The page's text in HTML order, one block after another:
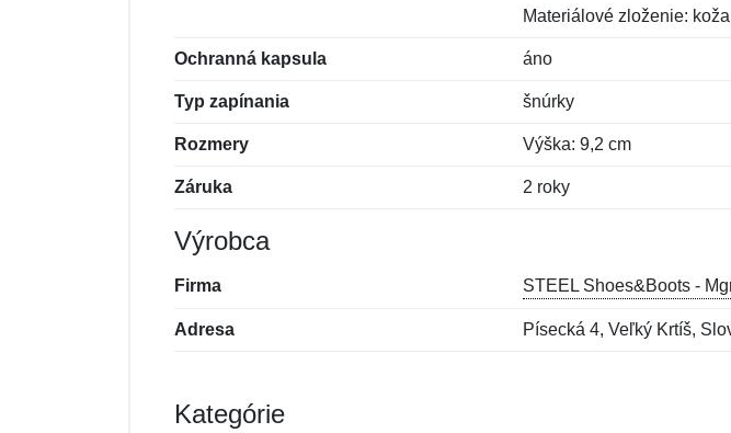
Materiálové zloženie: koža
Ochranná kapsula áno
Typ zapínania šnúrky
Rozmery Výška: 9,2 cm
Záruka 2 roky
Výrobca
Firma STEEL Shoes&Boots -
Adresa Písecká 4, Veľký Krtíš,
Kategórie